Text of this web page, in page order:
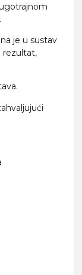
je u sustav
rezultat,